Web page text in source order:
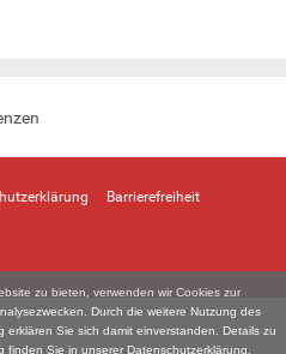
zu bieten, verwenden wir Cookies zur
Durch die weitere Nutzung des
Sie sich damit einverstanden. Details zu
finden Sie in unserer Datenschutzerklärung
Barrierefreiheit